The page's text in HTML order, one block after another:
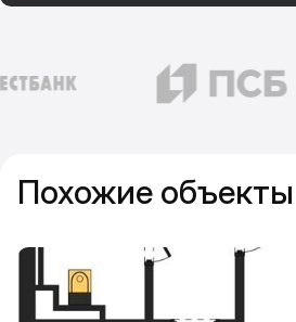
Похожие объекты